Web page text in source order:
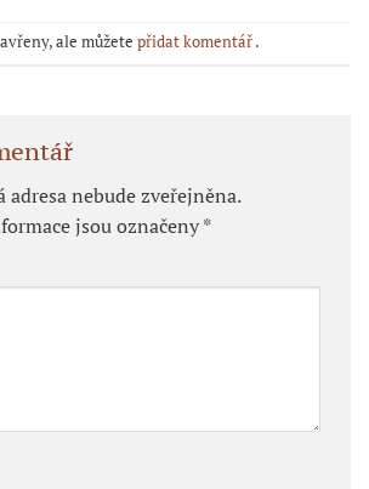
ale můžete přidat komentář.
adresa nebude zveřejněna.
jsou označeny*